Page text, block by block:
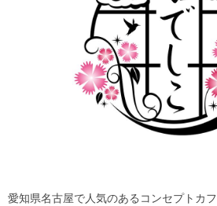
愛知県名古屋で人気のあるコンセプトカ